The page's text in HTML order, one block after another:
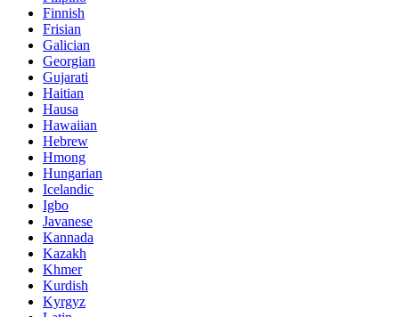
Finnish
Frisian
Galician
Georgian
Gujarati
Haitian
Hausa
Hawaiian
Hebrew
Hmong
Hungarian
Icelandic
Igbo
Javanese
Kannada
Kazakh
Khmer
Kurdish
Kyrgyz